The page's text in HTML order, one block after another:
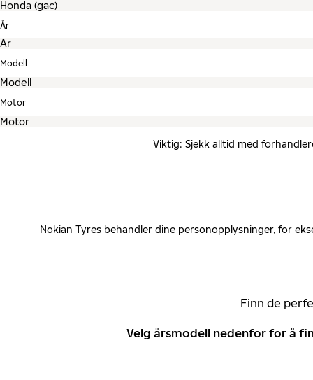
År
Modell
Motor
Viktig: Sjekk alltid med
Nokian Tyres behandler dine personopplysninger, for
Finn de
Velg årsmodell nedenfor for å